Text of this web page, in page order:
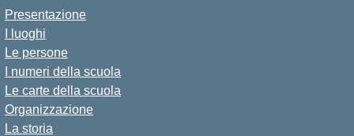
Presentazione
I luoghi
Le persone
I numeri della scuola
Le carte della scuola
Organizzazione
La storia